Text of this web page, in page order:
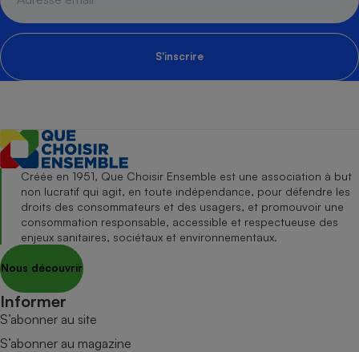
S'inscrire
Créée en 1951, Que Choisir Ensemble est une association à but
non lucratif qui agit, en toute indépendance, pour défendre les
droits des consommateurs et des usagers, et promouvoir une
consommation responsable, accessible et respectueuse des
enjeux sanitaires, sociétaux et environnementaux.
Nous découvrir
Informer
S’abonner au site
S’abonner au magazine